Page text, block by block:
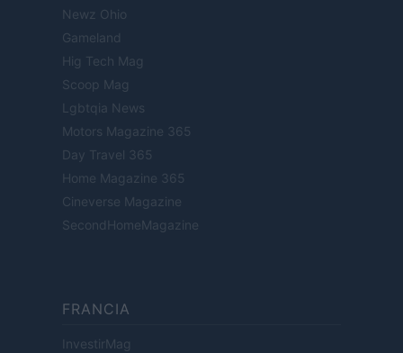
Newz Ohio
Gameland
Hig Tech Mag
Scoop Mag
Lgbtqia News
Motors Magazine 365
Day Travel 365
Home Magazine 365
Cineverse Magazine
SecondHomeMagazine
FRANCIA
InvestirMag